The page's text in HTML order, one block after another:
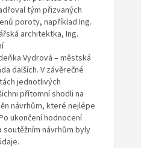
tým přizvaných
poroty, například Ing.
architektka, Ing.
Vydrová – městská
dalších. V závěrečné
jednotlivých
přítomní shodli na
návrhům, které nejlépe
ukončení hodnocení
návrhům byly